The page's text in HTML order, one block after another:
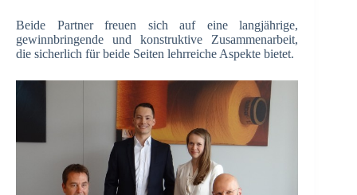
Beide Partner freuen sich auf eine langjährige,
gewinnbringende und konstruktive Zusammenarbeit,
die sicherlich für beide Seiten lehrreiche Aspekte bietet.